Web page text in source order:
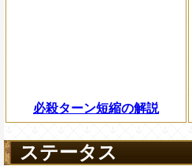
必殺ターン短縮の解説
ステータス